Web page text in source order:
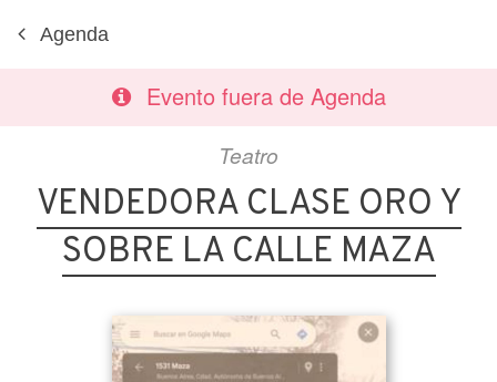
Agenda
Evento fuera de Agenda
Teatro
VENDEDORA CLASE ORO Y
SOBRE LA CALLE MAZA